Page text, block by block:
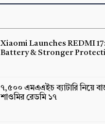
Xiaomi Launches REDMI
Battery & Stronger
৭,৫০০ এমএএইচ ব্যাটারি নিয়ে
শাওমির রেডমি ১৭